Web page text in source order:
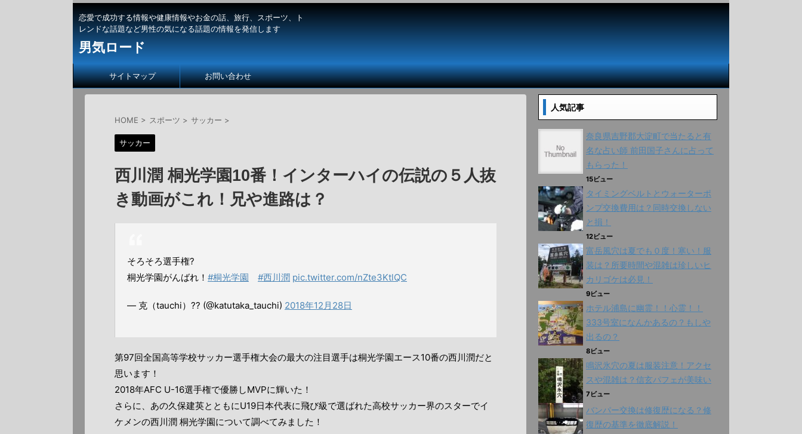
恋愛で成功する情報や健康情報やお金の話、旅行、スポーツ、ト
レンドな話題など男性の気になる話題の情報を発信します
男気ロード
サイトマップ お問い合わせ
HOME > スポーツ > サッカー >
サッカー
西川潤 桐光学園10番！インターハイの伝説の５人抜
き動画がこれ！兄や進路は？
そろそろ選手権?
桐光学園がんばれ！ #桐光学園 #西川潤 pic.twitter.com/nZte3KtlQC
— 克（tauchi）?? (@katutaka_tauchi) 2018年12月28日
第97回全国高等学校サッカー選手権大会の最大の注目選手は桐光学園エース10番の西川潤だと
思います！
2018年AFC U-16選手権で優勝しMVPに輝いた！
さらに、あの久保建英とともにU19日本代表に飛び級で選ばれた高校サッカー界のスターでイ
ケメンの西川潤 桐光学園について調べてみました！
人気記事
奈良県吉野郡大淀町で当たると有
名な占い師 前田国子さんに占って
もらった！
15ビュー
タイミングベルトとウォーターポ
ンプ交換費用は？同時交換しない
と損！
12ビュー
富岳風穴は夏でも０度！寒い！服
装は？所要時間や混雑は珍しいヒ
カリゴケは必見！
9ビュー
ホテル浦島に幽霊！！心霊！！
333号室になんかあるの？もしや
出るの？
8ビュー
鳴沢氷穴の夏は服装注意！アクセ
スや混雑は？信玄パフェが美味い
7ビュー
バンパー交換は修復歴になる？修
復歴の基準を徹底解説！